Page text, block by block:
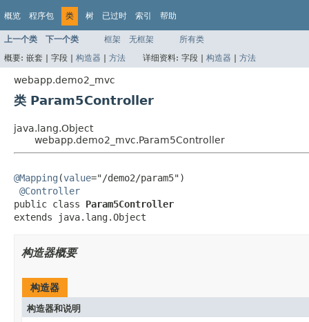
概览 程序包 类 树 已过时 索引 帮助
上一个类 下一个类 框架 无框架
所有类
概要: 嵌套 | 字段 | 构造器 | 方法 详细资料: 字段 | 构造器 | 方法
webapp.demo2_mvc
类 Param5Controller
java.lang.Object
webapp.demo2_mvc.Param5Controller
@Mapping (value="/demo2/param5")
@Controller
public class Param5Controller
extends java.lang.Object
构造器概要
构造器
构造器和说明